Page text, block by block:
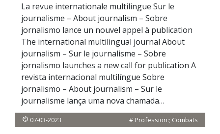
La revue internationale multilingue Sur le
journalisme – About journalism – Sobre
jornalismo lance un nouvel appel à publication
The international multilingual journal About
journalism – Sur le journalisme – Sobre
jornalismo launches a new call for publication A
revista internacional multilíngue Sobre
jornalismo – About journalism – Sur le
journalisme lança uma nova chamada…
07-03-2023 # Profession:; Combats